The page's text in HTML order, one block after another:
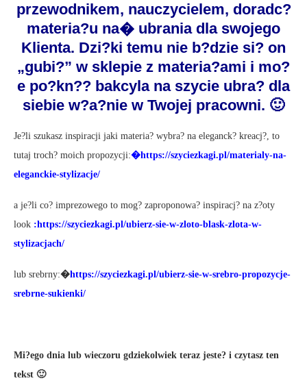
przewodnikem, nauczycielem, doradc?
materia?u na� ubrania dla swojego
Klienta. Dzi?ki temu nie b?dzie si? on
„gubi?” w sklepie z materia?ami i mo?
e po?kn?? bakcyla na szycie ubra? dla
siebie w?a?nie w Twojej pracowni. 🙂
Je?li szukasz inspiracji jaki materia? wybra? na eleganck? kreacj?, to
tutaj troch? moich propozycji:�https://szyciezkagi.pl/materialy-na-
eleganckie-stylizacje/
a je?li co? imprezowego to mog? zaproponowa? inspiracj? na z?oty
look :https://szyciezkagi.pl/ubierz-sie-w-zloto-blask-zlota-w-
stylizacjach/
lub srebrny:�https://szyciezkagi.pl/ubierz-sie-w-srebro-propozycje-
srebrne-sukienki/
Mi?ego dnia lub wieczoru gdziekolwiek teraz jeste? i czytasz ten
tekst 🙂